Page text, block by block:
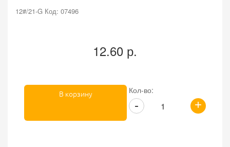
12#/21-G Код: 07496
12.60 р.
Кол-во:
+
-
В корзину